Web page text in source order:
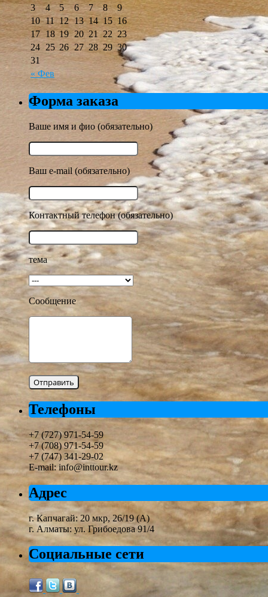
« Фев
3
4 5 6 7 8
9
10 11 12 13 14 15 16
17 18 19 20 21 22 23
24 25 26 27 28 29 30
31
Форма заказа
Ваше имя и фио (обязательно)
Ваш e-mail (обязательно)
Контактный телефон (обязательно)
тема
Сообщение
Телефоны
+7 (727) 971-54-59
+7 (708) 971-54-59
+7 (747) 341-29-02
E-mail: info@inttour.kz
Адрес
г. Капчагай: 20 мкр, 26/19 (А)
г. Алматы: ул. Грибоедова 91/4
Социальные сети